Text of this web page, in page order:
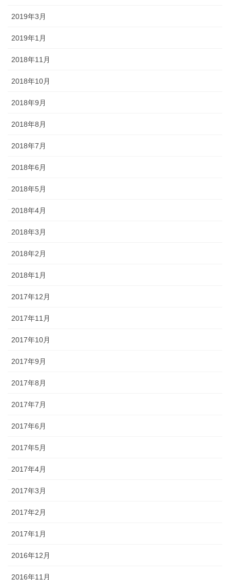
2019年3月
2019年1月
2018年11月
2018年10月
2018年9月
2018年8月
2018年7月
2018年6月
2018年5月
2018年4月
2018年3月
2018年2月
2018年1月
2017年12月
2017年11月
2017年10月
2017年9月
2017年8月
2017年7月
2017年6月
2017年5月
2017年4月
2017年3月
2017年2月
2017年1月
2016年12月
2016年11月